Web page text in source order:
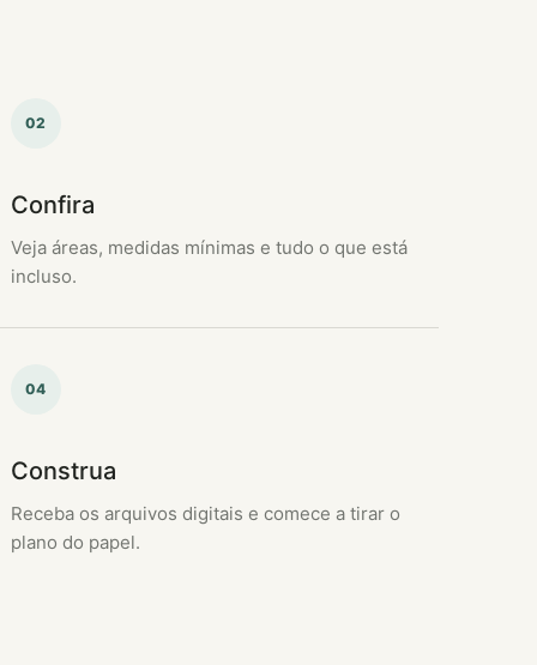
02
Confira
Veja áreas, medidas mínimas e tudo o que está
incluso.
04
Construa
Receba os arquivos digitais e comece a tirar o
plano do papel.